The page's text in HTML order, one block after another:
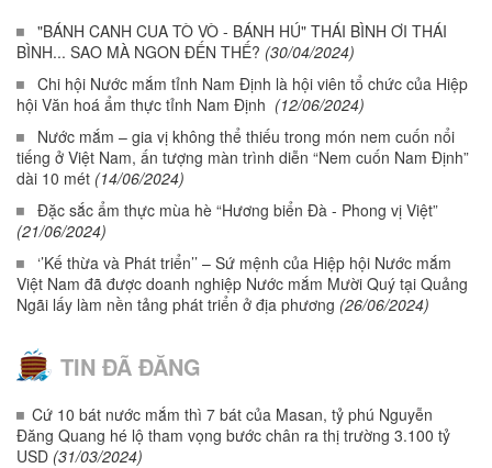
"BÁNH CANH CUA TÒ VÒ - BÁNH HÚ" THÁI BÌNH ƠI THÁI
BÌNH... SAO MÀ NGON ĐẾN THẾ? (30/04/2024)
Chi hội Nước mắm tỉnh Nam Định là hội viên tổ chức của Hiệp
hội Văn hoá ẩm thực tỉnh Nam Định (12/06/2024)
Nước mắm – gia vị không thể thiếu trong món nem cuốn nổi
tiếng ở Việt Nam, ấn tượng màn trình diễn “Nem cuốn Nam Định”
dài 10 mét (14/06/2024)
Đặc sắc ẩm thực mùa hè “Hương biển Đà - Phong vị Việt”
(21/06/2024)
‘’Kế thừa và Phát triển’’ – Sứ mệnh của Hiệp hội Nước mắm
Việt Nam đã được doanh nghiệp Nước mắm Mười Quý tại Quảng
Ngãi lấy làm nền tảng phát triển ở địa phương (26/06/2024)
TIN ĐÃ ĐĂNG
Cứ 10 bát nước mắm thì 7 bát của Masan, tỷ phú Nguyễn
Đăng Quang hé lộ tham vọng bước chân ra thị trường 3.100 tỷ
USD (31/03/2024)